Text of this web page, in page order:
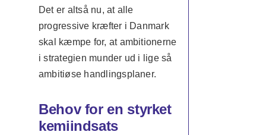
Det er altså nu, at alle
progressive kræfter i Danmark
skal kæmpe for, at ambitionerne
i strategien munder ud i lige så
ambitiøse handlingsplaner.
Behov for en styrket
kemiindsats